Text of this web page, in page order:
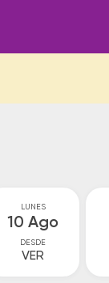
LUNES
10 Ago
DESDE
VER